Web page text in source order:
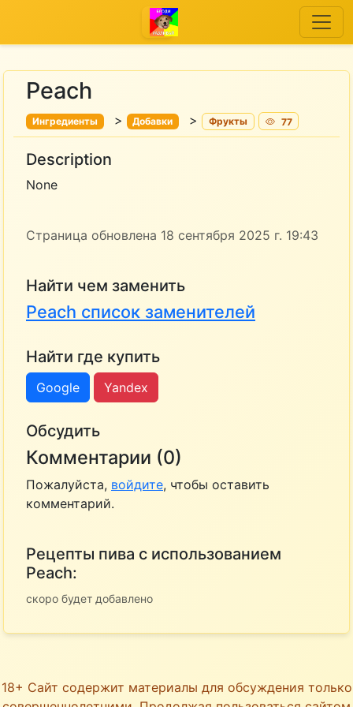
Peach
Ингредиенты > Добавки > Фрукты 77
Description
None
Страница обновлена 18 сентября 2025 г. 19:43
Найти чем заменить
Peach список заменителей
Найти где купить
Google Yandex
Обсудить
Комментарии (0)
Пожалуйста, войдите, чтобы оставить
комментарий.
Рецепты пива с использованием
Peach:
скоро будет добавлено
18+ Сайт содержит материалы для обсуждения только